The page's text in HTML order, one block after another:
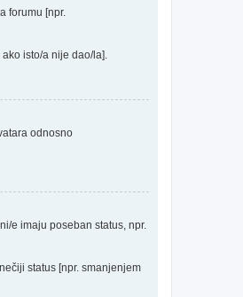
forumu [npr.
isto/a nije dao/la].
odnosno
e imaju poseban status, npr.
nečiji status [npr. smanjenjem